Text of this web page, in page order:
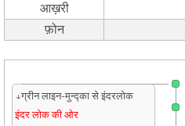
आख़री
फ़ोन
↓ग्रीन लाइन-मुन्द्का से इंदरलोक
इंदर लोक की ओर